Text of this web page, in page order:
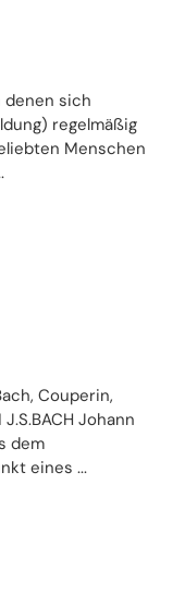
denen sich
regelmäßig
Menschen
Couperin,
Johann
dem
eines ...